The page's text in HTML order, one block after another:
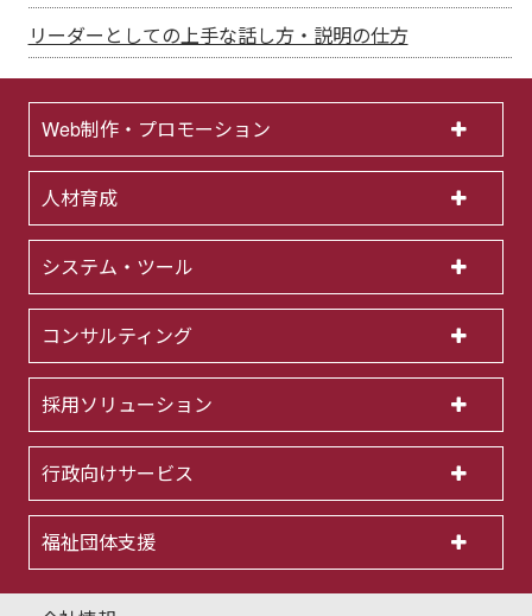
リーダーとしての上手な話し方・説明の仕方
Web制作・プロモーション
人材育成
システム・ツール
コンサルティング
採用ソリューション
行政向けサービス
福祉団体支援